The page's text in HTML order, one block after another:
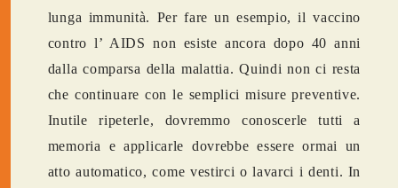
lunga immunità. Per fare un esempio, il vaccino
contro l’ AIDS non esiste ancora dopo 40 anni
dalla comparsa della malattia. Quindi non ci resta
che continuare con le semplici misure preventive.
Inutile ripeterle, dovremmo conoscerle tutti a
memoria e applicarle dovrebbe essere ormai un
atto automatico, come vestirci o lavarci i denti. In